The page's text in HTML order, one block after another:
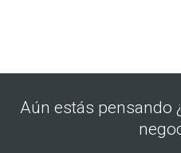
Aún estás pensando